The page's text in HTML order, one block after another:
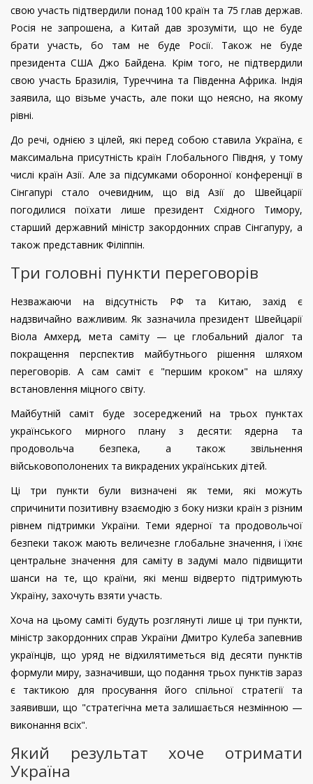
свою участь підтвердили понад 100 країн та 75 глав держав.
Росія не запрошена, а Китай дав зрозуміти, що не буде
брати участь, бо там не буде Росії. Також не буде
президента США Джо Байдена. Крім того, не підтвердили
свою участь Бразилія, Туреччина та Південна Африка. Індія
заявила, що візьме участь, але поки що неясно, на якому
рівні.
До речі, однією з цілей, які перед собою ставила Україна, є
максимальна присутність країн Глобального Півдня, у тому
числі країн Азії. Але за підсумками оборонної конференції в
Сінгапурі стало очевидним, що від Азії до Швейцарії
погодилися поїхати лише президент Східного Тимору,
старший державний міністр закордонних справ Сінгапуру, а
також представник Філіппін.
Три головні пункти переговорів
Незважаючи на відсутність РФ та Китаю, захід є
надзвичайно важливим. Як зазначила президент Швейцарії
Віола Амхерд, мета саміту — це глобальний діалог та
покращення перспектив майбутнього рішення шляхом
переговорів. А сам саміт є "першим кроком" на шляху
встановлення міцного світу.
Майбутній саміт буде зосереджений на трьох пунктах
українського мирного плану з десяти: ядерна та
продовольча безпека, а також звільнення
військовополонених та викрадених українських дітей.
Ці три пункти були визначені як теми, які можуть
спричинити позитивну взаємодію з боку низки країн з різним
рівнем підтримки України. Теми ядерної та продовольчої
безпеки також мають величезне глобальне значення, і їхнє
центральне значення для саміту в задумі мало підвищити
шанси на те, що країни, які менш відверто підтримують
Україну, захочуть взяти участь.
Хоча на цьому саміті будуть розглянуті лише ці три пункти,
міністр закордонних справ України Дмитро Кулеба запевнив
українців, що уряд не відхилятиметься від десяти пунктів
формули миру, зазначивши, що подання трьох пунктів зараз
є тактикою для просування його спільної стратегії та
заявивши, що "стратегічна мета залишається незмінною —
виконання всіх".
Який результат хоче отримати
Україна